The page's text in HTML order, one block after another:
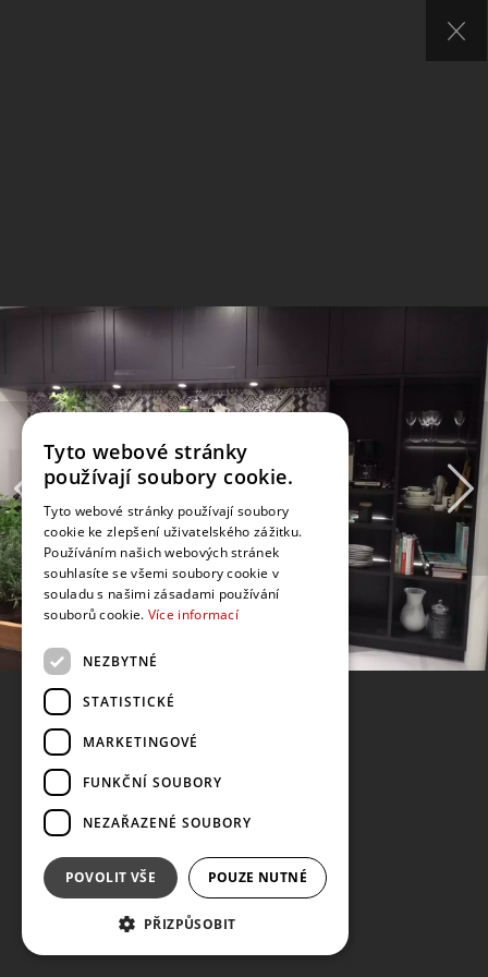
Tyto webové stránky
používají soubory cookie.
Tyto webové stránky používají soubory
cookie ke zlepšení uživatelského zážitku.
Používáním našich webových stránek
souhlasíte se všemi soubory cookie v
souladu s našimi zásadami používání
souborů cookie. Více informací
NEZBYTNÉ
STATISTICKÉ
MARKETINGOVÉ
FUNKČNÍ SOUBORY
NEZAŘAZENÉ SOUBORY
POVOLIT VŠE POUZE NUTNÉ
PŘIZPŮSOBIT